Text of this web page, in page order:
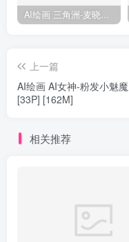
AI绘画 三角洲-麦晓雯 [15P] [57M]
上一篇
AI绘画 AI女神-粉发小魅魔
[33P] [162M]
相关推荐